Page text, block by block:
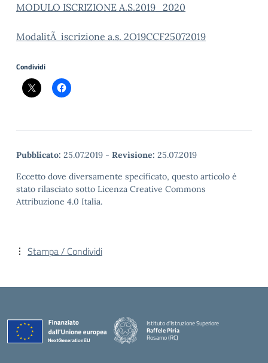
MODULO ISCRIZIONE A.S.2019_2020
ModalitÃ iscrizione a.s. 2O19CCF25072019
Condividi
Pubblicato: 25.07.2019 - Revisione: 25.07.2019
Eccetto dove diversamente specificato, questo articolo è
stato rilasciato sotto Licenza Creative Commons
Attribuzione 4.0 Italia.
Stampa / Condividi
Istituto d'Istruzione Superiore
Raffele Piria
Rosarno (RC)